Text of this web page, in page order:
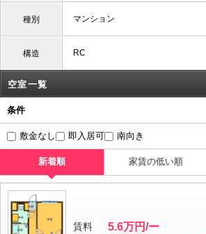
種別 マンション
構造 RC
空室一覧
条件
敷金なし 即入居可 南向き
新着順 家賃の低い順
賃料 5.6万円/ー